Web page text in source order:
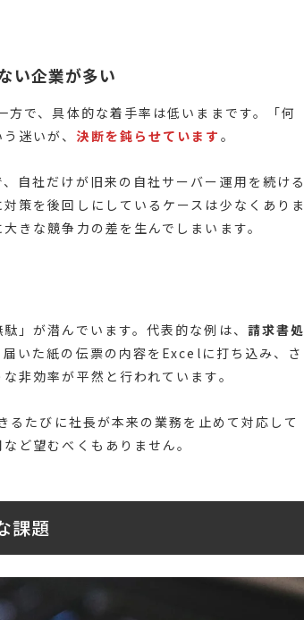
い企業が多い
で、具体的な着手率は低いままです。「何
迷いが、 決断を鈍らせています 。
自社だけが旧来の自社サーバー運用を続ける
策を後回しにしているケースは少なくありま
きな競争力の差を生んでしまいます。
」が潜んでいます。代表的な例は、 請求書処
いた紙の伝票の内容をExcelに打ち込み、さ
非効率が平然と行われています。
たびに社長が本来の業務を止めて対応して
ど望むべくもありません。
課題